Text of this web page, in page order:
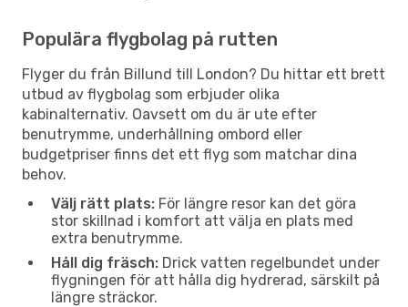
Populära flygbolag på rutten
Flyger du från Billund till London? Du hittar ett brett
utbud av flygbolag som erbjuder olika
kabinalternativ. Oavsett om du är ute efter
benutrymme, underhållning ombord eller
budgetpriser finns det ett flyg som matchar dina
behov.
Välj rätt plats: För längre resor kan det göra
stor skillnad i komfort att välja en plats med
extra benutrymme.
Håll dig fräsch: Drick vatten regelbundet under
flygningen för att hålla dig hydrerad, särskilt på
längre sträckor.